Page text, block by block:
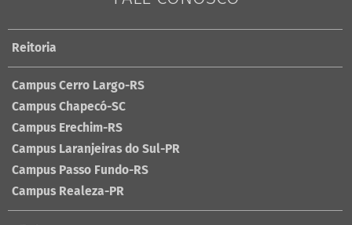
Reitoria
Campus Cerro Largo-RS
Campus Chapecó-SC
Campus Erechim-RS
Campus Laranjeiras do Sul-PR
Campus Passo Fundo-RS
Campus Realeza-PR